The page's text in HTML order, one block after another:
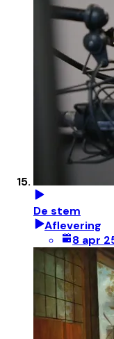
De stem
Aflevering
8 apr